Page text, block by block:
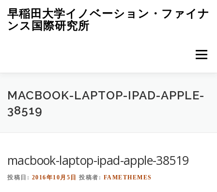
キ
早稲田大学イノベーション・ファイナ
ンス国際研究所
メニュー
研究所について 研究テーマ セミナー・研究会
樋原研究室 FI研究会
MACBOOK-LAPTOP-IPAD-APPLE-
38519
macbook-laptop-ipad-apple-38519
投稿日: 2016年10月5日 投稿者: FAMETHEMES